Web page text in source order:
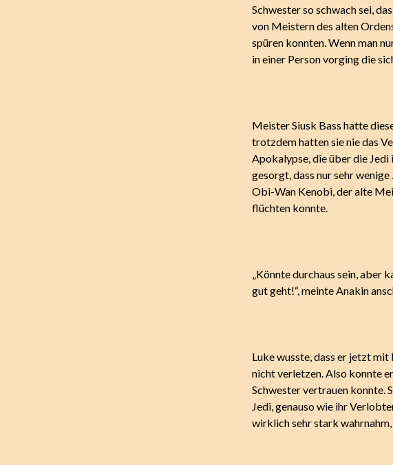
Schwester so schwach sei,
von Meistern des alten
spüren konnten. Wenn man
in einer Person vorging die
Meister Siusk Bass hatte
trotzdem hatten sie nie das
Apokalypse, die über die
gesorgt, dass nur sehr
Obi-Wan Kenobi, der alte
flüchten konnte.
„Könnte durchaus sein, aber
gut geht!“, meinte Anakin
Luke wusste, dass er jetzt
nicht verletzen. Also konnte
Schwester vertrauen konnte.
Jedi, genauso wie ihr
wirklich sehr stark